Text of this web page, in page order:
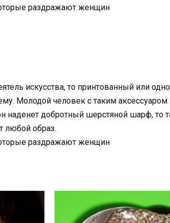
искусства, то принтованный или
Молодой человек с таким
наденет добротный шерстяной шарф, то
любой образ.